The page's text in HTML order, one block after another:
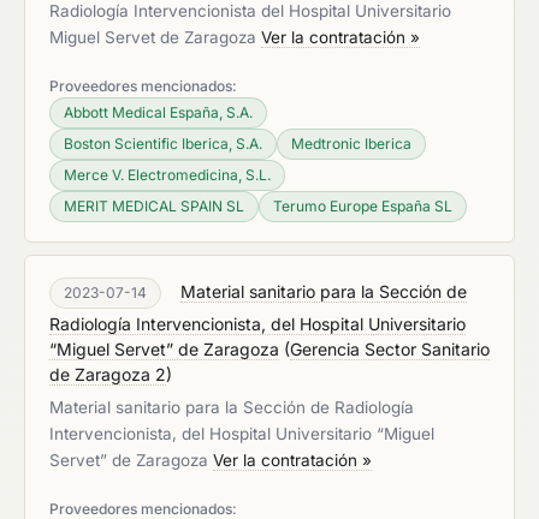
Radiología Intervencionista del Hospital Universitario
Miguel Servet de Zaragoza Ver la contratación »
Proveedores mencionados:
Abbott Medical España, S.A.
Boston Scientific Iberica, S.A.
Medtronic Iberica
Merce V. Electromedicina, S.L.
MERIT MEDICAL SPAIN SL
Terumo Europe España SL
2023-07-14
Material sanitario para la Sección de
Radiología Intervencionista, del Hospital Universitario
“Miguel Servet” de Zaragoza (Gerencia Sector Sanitario
de Zaragoza 2)
Material sanitario para la Sección de Radiología
Intervencionista, del Hospital Universitario “Miguel
Servet” de Zaragoza Ver la contratación »
Proveedores mencionados: